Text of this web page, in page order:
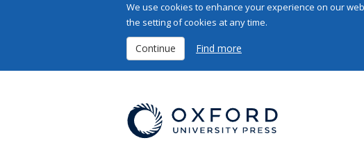
We use cookies to enhance your experience on our
the setting of cookies at any time.
Continue Find more